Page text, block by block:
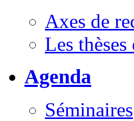
Axes de
Les thèses
Agenda
Séminaires